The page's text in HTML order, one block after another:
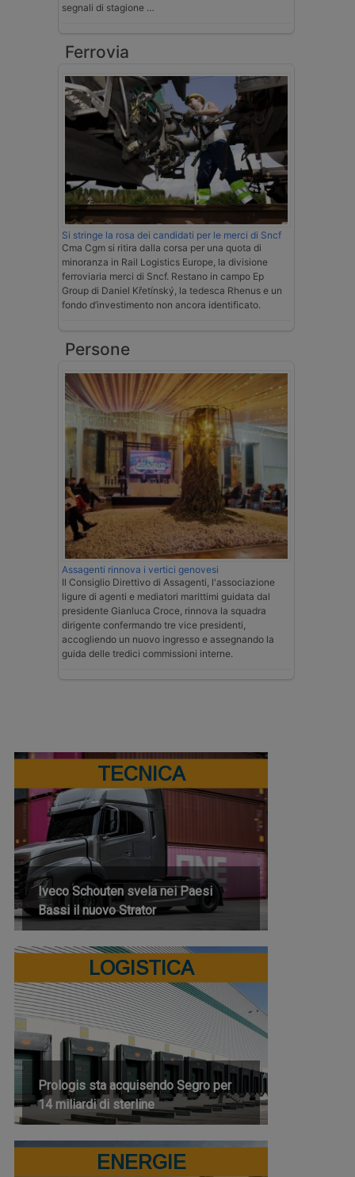
segnali di stagione …
Ferrovia
Si stringe la rosa dei candidati per le merci di Sncf
Cma Cgm si ritira dalla corsa per una quota di
minoranza in Rail Logistics Europe, la divisione
ferroviaria merci di Sncf. Restano in campo Ep
Group di Daniel Křetínský, la tedesca Rhenus e un
fondo d’investimento non ancora identificato.
Persone
Assagenti rinnova i vertici genovesi
Il Consiglio Direttivo di Assagenti, l'associazione
ligure di agenti e mediatori marittimi guidata dal
presidente Gianluca Croce, rinnova la squadra
dirigente confermando tre vice presidenti,
accogliendo un nuovo ingresso e assegnando la
guida delle tredici commissioni interne.
TECNICA
Iveco Schouten svela nei Paesi
Bassi il nuovo Strator
LOGISTICA
Prologis sta acquisendo Segro per
14 miliardi di sterline
ENERGIE